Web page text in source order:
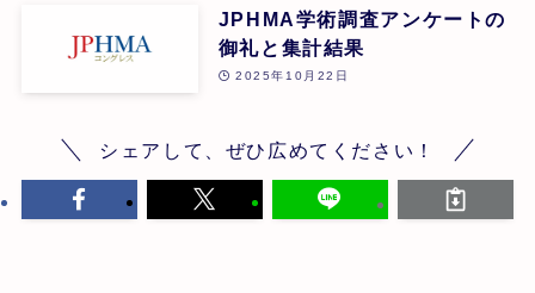
JPHMA学術調査アンケートの
御礼と集計結果
2025年10月22日
シェアして、ぜひ広めてください！